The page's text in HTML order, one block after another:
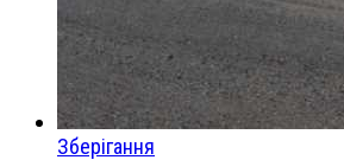
Зберігання